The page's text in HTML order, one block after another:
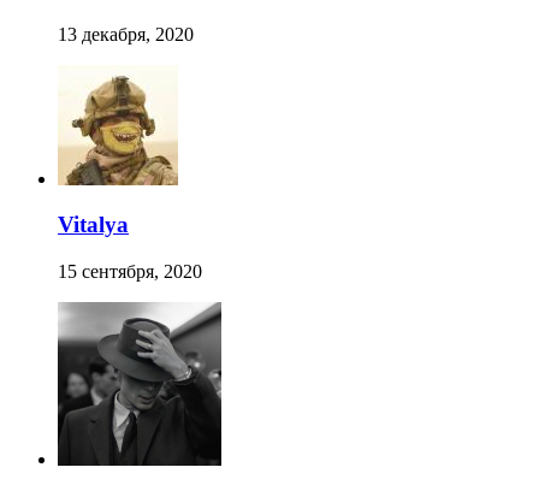
13 декабря, 2020
Vitalya
15 сентября, 2020